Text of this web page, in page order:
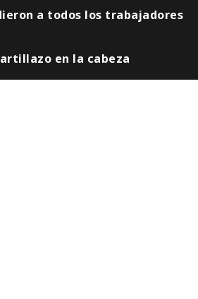
a todos los trabajadores
en la cabeza